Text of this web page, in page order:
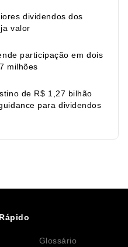
dividendos dos
valor
participação em dois
milhões
de R$ 1,27 bilhão
para dividendos
Glossário